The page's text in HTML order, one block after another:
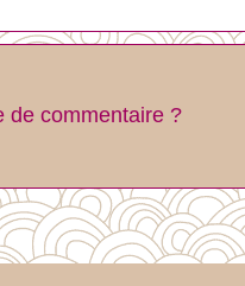
de commentaire ?